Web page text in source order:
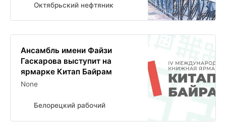
Октябрьский нефтяник
Ансамбль имени Файзи
Гаскарова выступит на
ярмарке Китап Байрам
None
Белорецкий рабочий